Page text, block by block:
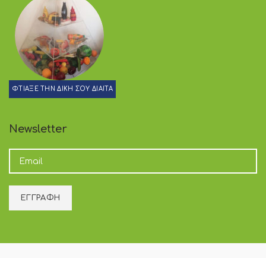
ΦΤΙΑΞΕ ΤΗΝ ΔΙΚΗ ΣΟΥ ΔΙΑΙΤΑ
Newsletter